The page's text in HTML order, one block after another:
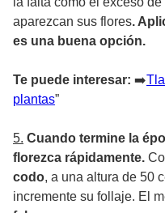
aparezcan sus flores.
es una buena opción.
Te puede interesar: ➡
plantas”
5. Cuando termine la
florezca rápidamente.
codo, a una altura de 50
incremente su follaje. El